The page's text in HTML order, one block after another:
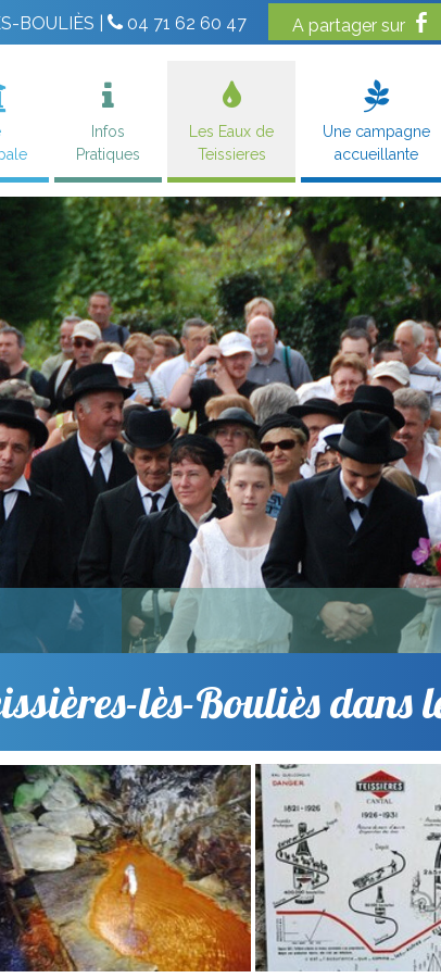
BOULIÈS | 04 71 62 60 47
Infos
Pratiques
Les Eaux de
Teissieres
Une campagne
accueillante
lès-Bouliès dans